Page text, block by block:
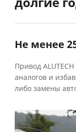
Не менее
Привод
аналогов и
либо замены